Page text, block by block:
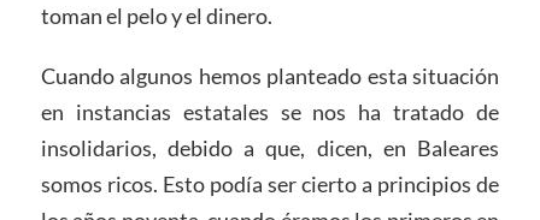
toman el pelo y el dinero.
Cuando algunos hemos planteado esta situación
en instancias estatales se nos ha tratado de
insolidarios, debido a que, dicen, en Baleares
somos ricos. Esto podía ser cierto a principios de